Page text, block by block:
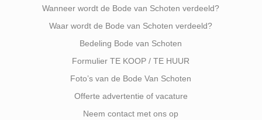
Wanneer wordt de Bode van Schoten verdeeld?
Waar wordt de Bode van Schoten verdeeld?
Bedeling Bode van Schoten
Formulier TE KOOP / TE HUUR
Foto’s van de Bode Van Schoten
Offerte advertentie of vacature
Neem contact met ons op